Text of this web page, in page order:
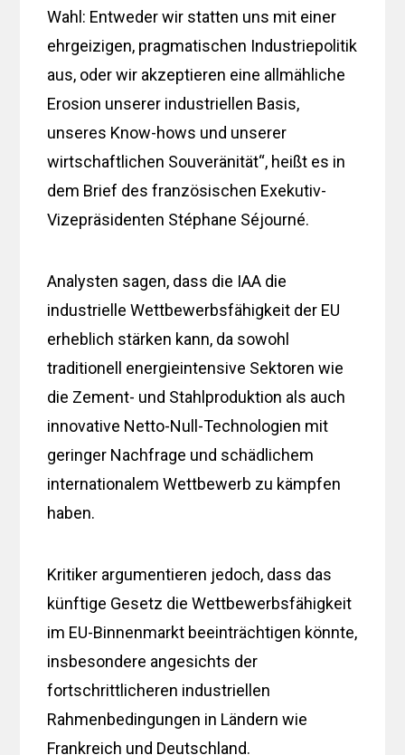
Wahl: Entweder wir statten uns mit einer
ehrgeizigen, pragmatischen Industriepolitik
aus, oder wir akzeptieren eine allmähliche
Erosion unserer industriellen Basis,
unseres Know-hows und unserer
wirtschaftlichen Souveränität“, heißt es in
dem Brief des französischen Exekutiv-
Vizepräsidenten Stéphane Séjourné.
Analysten sagen, dass die IAA die
industrielle Wettbewerbsfähigkeit der EU
erheblich stärken kann, da sowohl
traditionell energieintensive Sektoren wie
die Zement- und Stahlproduktion als auch
innovative Netto-Null-Technologien mit
geringer Nachfrage und schädlichem
internationalem Wettbewerb zu kämpfen
haben.
Kritiker argumentieren jedoch, dass das
künftige Gesetz die Wettbewerbsfähigkeit
im EU-Binnenmarkt beeinträchtigen könnte,
insbesondere angesichts der
fortschrittlicheren industriellen
Rahmenbedingungen in Ländern wie
Frankreich und Deutschland.